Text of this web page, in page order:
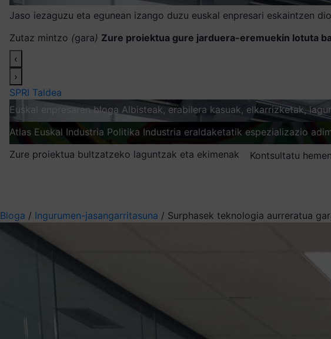
Jaso iezaguzu eta egunean izango duzu euskal enpresari eskaintzen
Zutaz mintzo (gara) Zure proiektua gure jarduera-eremuekin lotuta
‹
›
SPRI Taldea
Euskal enpresaren bloga Albisteak, erabilera kasuak, elkarrizketak,
Atlas Euskal Industria Politika Industria eraldaketatik espezializazio
Zure proiektua bultzatzeko laguntzak eta ekimenak
Kontsultatu hemen
Bloga / Ingurumen-jasangarritasuna / Surphasek teknologia aurreratua